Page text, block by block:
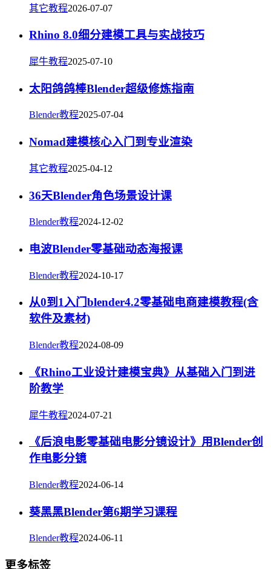
其它教程2026-07-07
Rhino 8.0细分建模工具与实战技巧
犀牛教程2025-07-10
太阳鸽鸽棒Blender超级修炼指南
Blender教程2025-07-04
Nomad建模核心入门到专业渲染
其它教程2025-04-12
36天Blender角色场景设计课
Blender教程2024-12-02
电波Blender零基础动态海报课
Blender教程2024-10-17
从0到1入门blender4.2零基础电商建模教程(含
软件及素材)
Blender教程2024-08-09
《Rhino工业设计建模宝典》从基础入门到进
阶教学
犀牛教程2024-07-21
《后浪电影零基础电影分镜设计》用Blender创
作电影分镜
Blender教程2024-06-14
葵黑黑Blender第6期学习课程
Blender教程2024-06-11
更多标签